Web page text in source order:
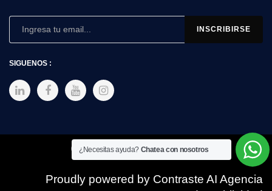
SIGUENOS :
Copyright © 2025 SIMEX
Proudly powered by Contraste AI Agencia
¿Necesitas ayuda? Chatea con nosotros